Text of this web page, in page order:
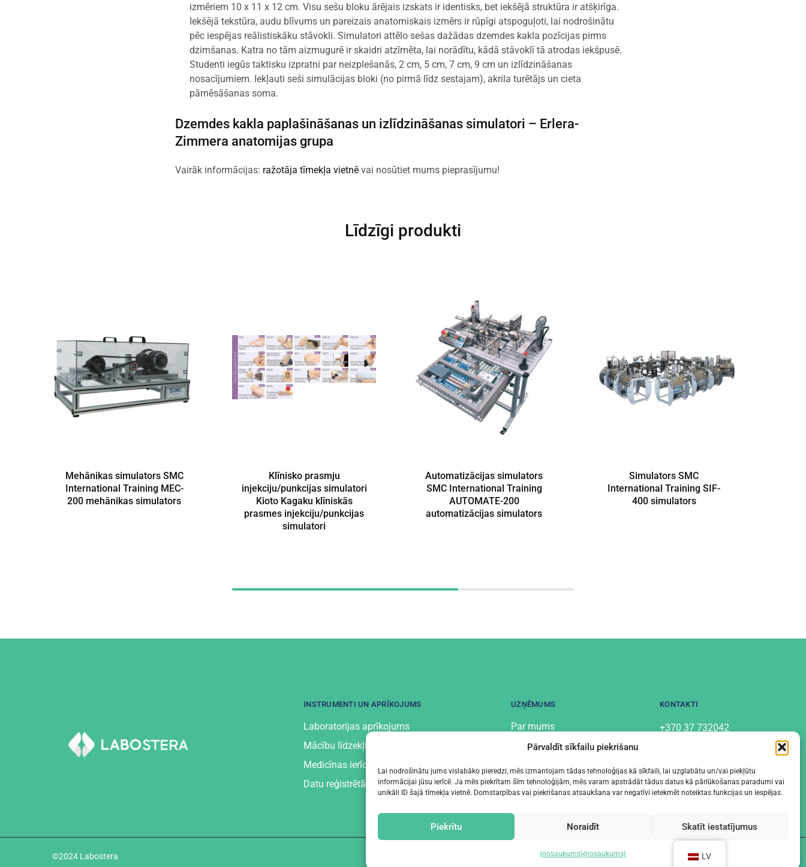
Pārvaldīt sīkfailu piekrišanu
Lai nodrošinātu jums vislabāko pieredzi, mēs izmantojam tādas tehnoloģijas kā sīkfaili, lai uzglabātu un/vai piekļūtu
informācijai jūsu ierīcē. Ja mēs piekrītam šīm tehnoloģijām, mēs varam apstrādāt tādus datus kā pārlūkošanas paradumi vai
unikāli ID šajā tīmekļa vietnē. Domstarpības vai piekrišanas atsaukšana var negatīvi ietekmēt noteiktas funkcijas un iespējas.
Piekrītu Noraidīt Skatīt iestatījumus
{nosaukums}{nosaukums}
izmēriem 10 x 11 x 12 cm. Visu sešu bloku ārējais izskats ir identisks, bet iekšējā struktūra ir atšķirīga.
Iekšējā tekstūra, audu blīvums un pareizais anatomiskais izmērs ir rūpīgi atspoguļoti, lai nodrošinātu
pēc iespējas reālistiskāku stāvokli. Simulatori attēlo sešas dažādas dzemdes kakla pozīcijas pirms
dzimšanas. Katra no tām aizmugurē ir skaidri atzīmēta, lai norādītu, kādā stāvoklī tā atrodas iekšpusē.
Studenti iegūs taktisku izpratni par neizplešanās, 2 cm, 5 cm, 7 cm, 9 cm un izlīdzināšanas
nosacījumiem. Iekļauti seši simulācijas bloki (no pirmā līdz sestajam), akrila turētājs un cieta
pārnēsāšanas soma.
Dzemdes kakla paplašināšanas un izlīdzināšanas simulatori – Erlera-
Zimmera anatomijas grupa
Vairāk informācijas: ražotāja tīmekļa vietnē vai nosūtiet mums pieprasījumu!
Līdzīgi produkti
Mehānikas simulators SMC
International Training MEC-
200 mehānikas simulators
Klīnisko prasmju
injekciju/punkcijas simulatori
Kioto Kagaku klīniskās
prasmes injekciju/punkcijas
simulatori
Automatizācijas simulators
SMC International Training
AUTOMATE-200
automatizācijas simulators
Simulators SMC
International Training SIF-
400 simulators
INSTRUMENTI UN APRĪKOJUMS
Laboratorijas aprīkojums
Mācību līdzekļi un aprīkojums
Medicīnas ierīces un aprīkojums
Datu reģistrētāji
UZŅĒMUMS
Par mums
Kontakti
KONTAKTI
+370 37 732042
©2024 Labostera LV